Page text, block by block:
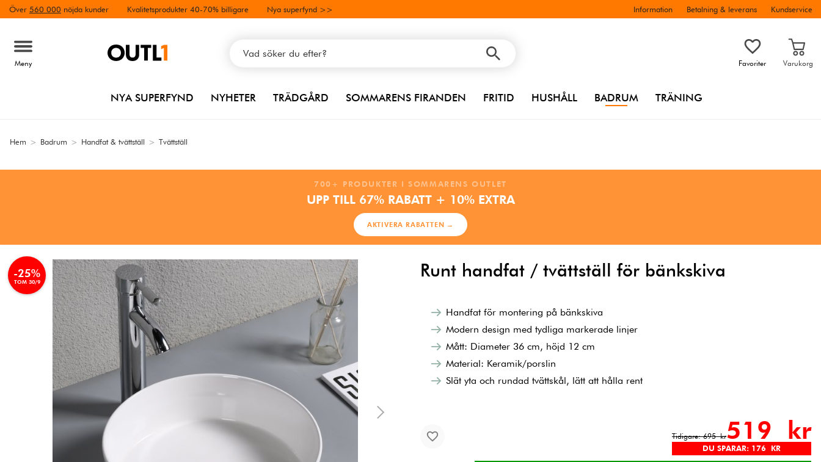
Över 560 000 nöjda kunder Kvalitetsprodukter 40-70% billigare Nya superfynd >> Information Betalning & leverans Kundservice
Meny Favoriter Varukorg
NYA SUPERFYND NYHETER TRÄDGÅRD SOMMARENS FIRANDEN FRITID HUSHÅLL BADRUM TRÄNING
Hem > Badrum > Handfat & tvättställ > Tvättställ
700+ PRODUKTER I SOMMARENS OUTLET
UPP TILL 67% RABATT + 10% EXTRA
AKTIVERA RABATTEN →
Runt handfat / tvättställ för bänkskiva
-25%
TOM 30/9
Handfat för montering på bänkskiva
Modern design med tydliga markerade linjer
Mått: Diameter 36 cm, höjd 12 cm
Material: Keramik/porslin
Slät yta och rundad tvättskål, lätt att hålla rent
Tidigare: 695 kr519 kr
DU SPARAR: 176 KR